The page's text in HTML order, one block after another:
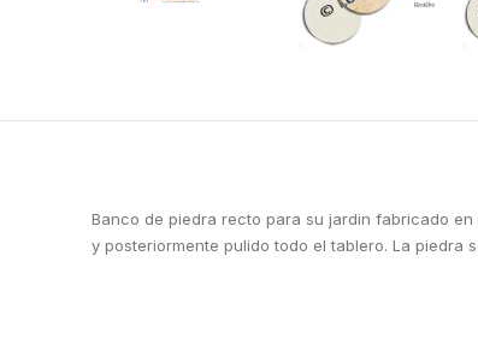
Banco de piedra recto para su jardin fabricado
y posteriormente pulido todo el tablero. La piedra